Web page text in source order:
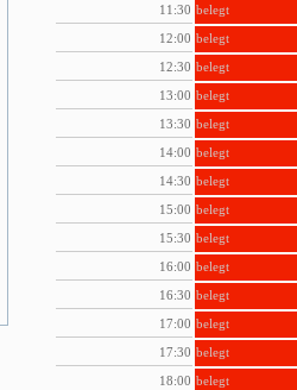
11:30 belegt
12:00 belegt
12:30 belegt
13:00 belegt
13:30 belegt
14:00 belegt
14:30 belegt
15:00 belegt
15:30 belegt
16:00 belegt
16:30 belegt
17:00 belegt
17:30 belegt
18:00 belegt